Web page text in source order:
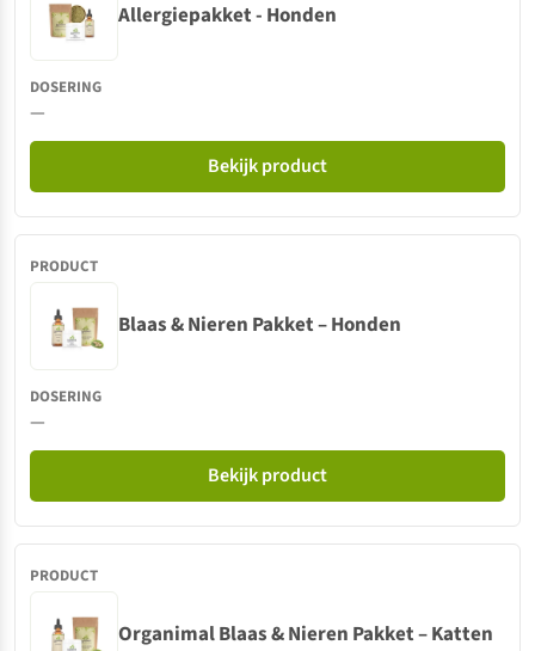
Allergiepakket - Honden
—
Bekijk product
Blaas & Nieren Pakket – Honden
—
Bekijk product
Organimal Blaas & Nieren Pakket – Katten